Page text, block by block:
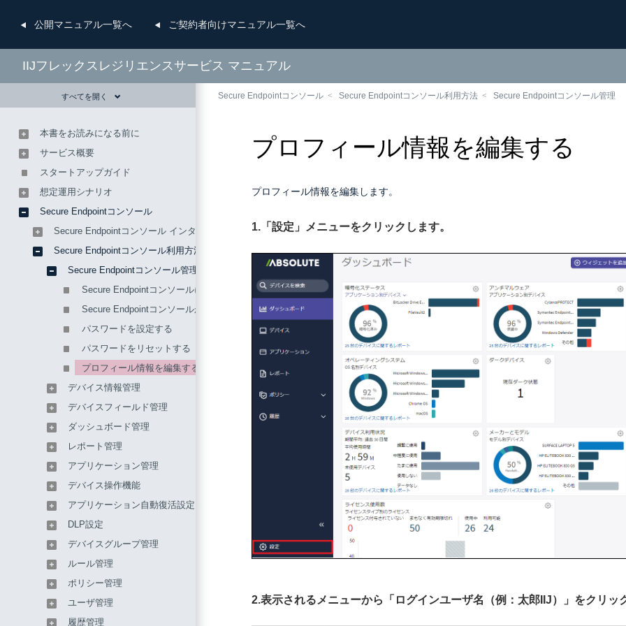
公開マニュアル一覧へ ご契約者向けマニュアル一覧へ
IIJフレックスレジリエンスサービス マニュアル
Secure Endpointコンソール Secure Endpointコンソール利用方法 Secure Endpointコンソール管理
プロフィール情報を編集する
プロフィール情報を編集します。
1.「設定」メニューをクリックします。
2.表示されるメニューから「ログインユーザ名（例：太郎IIJ）」をクリッ
すべてを開く
本書をお読みになる前に
サービス概要
スタートアップガイド
想定運用シナリオ
Secure Endpointコンソール
Secure Endpointコンソール インタフェース
Secure Endpointコンソール利用方法
Secure Endpointコンソール管理
Secure Endpointコンソールにログインする
Secure Endpointコンソールからログアウトする
パスワードを設定する
パスワードをリセットする
プロフィール情報を編集する
デバイス情報管理
デバイスフィールド管理
ダッシュボード管理
レポート管理
アプリケーション管理
デバイス操作機能
アプリケーション自動復活設定
DLP設定
デバイスグループ管理
ルール管理
ポリシー管理
ユーザ管理
履歴管理